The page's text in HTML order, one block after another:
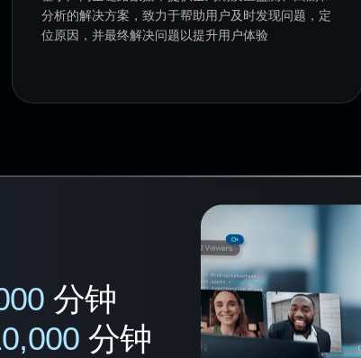
分析的解决方案，致力于帮助用户及时发现问题，定
位原因，并最终解决问题以提升用户体验
分钟
分钟